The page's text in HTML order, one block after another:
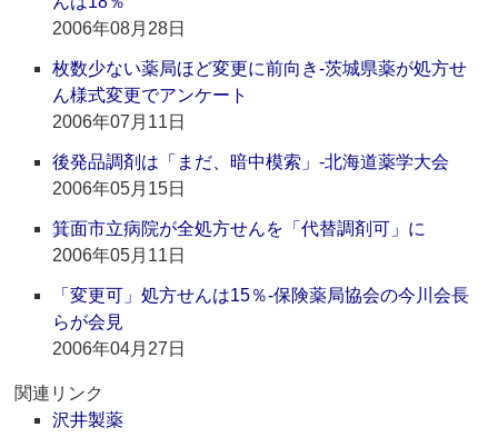
2006年08月28日
枚数少ない薬局ほど変更に前向き‐茨城県薬が処方せ
ん様式変更でアンケート
2006年07月11日
後発品調剤は「まだ、暗中模索」‐北海道薬学大会
2006年05月15日
箕面市立病院が全処方せんを「代替調剤可」に
2006年05月11日
「変更可」処方せんは15％‐保険薬局協会の今川会長
らが会見
2006年04月27日
関連リンク
沢井製薬